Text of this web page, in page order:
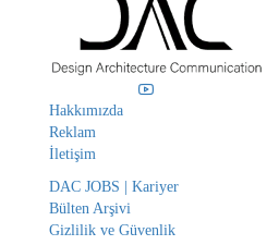
Hakkımızda
Reklam
İletişim
DAC JOBS | Kariyer
Bülten Arşivi
Gizlilik ve Güvenlik